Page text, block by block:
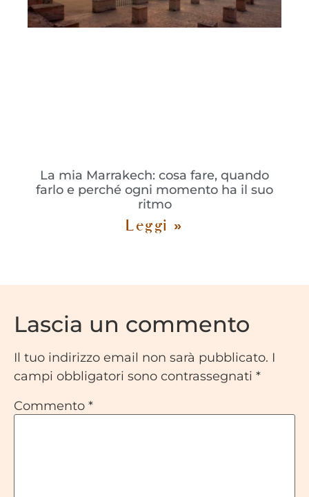
La mia Marrakech: cosa fare, quando
farlo e perché ogni momento ha il suo
ritmo
Leggi »
Lascia un commento
Il tuo indirizzo email non sarà pubblicato. I
campi obbligatori sono contrassegnati *
Commento *